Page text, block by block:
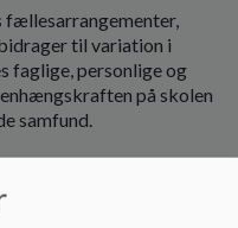
fællesarrangementer,
til variation i
faglige, personlige og
på skolen
samfund.
og flere